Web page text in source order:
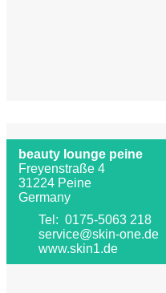
beauty lounge peine
Freyenstraße 4
31224 Peine
Germany
Tel: 0175-5063 218
service@skin-one.de
www.skin1.de